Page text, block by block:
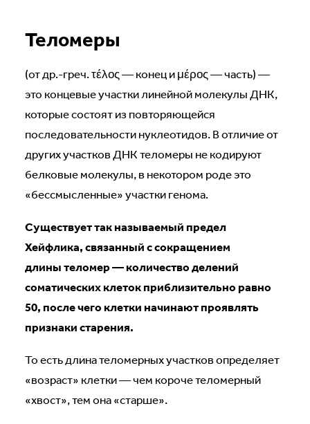
Теломеры
(от др.-греч. τέλος — конец и μέρος — часть) —
это концевые участки линейной молекулы ДНК,
которые состоят из повторяющейся
последовательности нуклеотидов. В отличие от
других участков ДНК теломеры не кодируют
белковые молекулы, в некотором роде это
«бессмысленные» участки генома.
Существует так называемый предел
Хейфлика, связанный с сокращением
длины теломер — количество делений
соматических клеток приблизительно равно
50, после чего клетки начинают проявлять
признаки старения.
То есть длина теломерных участков определяет
«возраст» клетки — чем короче теломерный
«хвост», тем она «старше».